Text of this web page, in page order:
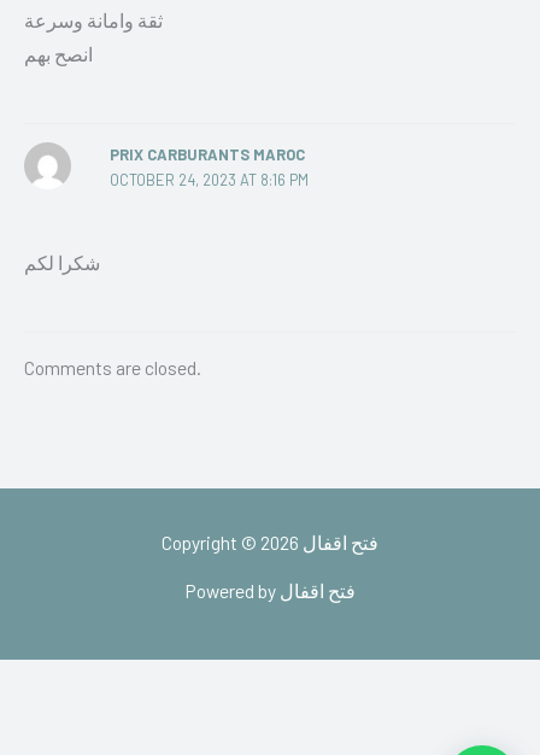
ثقة وامانة وسرعة
انصح بهم
PRIX CARBURANTS MAROC
OCTOBER 24, 2023 AT 8:16 PM
شكرا لكم
Comments are closed.
Copyright © 2026 فتح اقفال
Powered by فتح اقفال